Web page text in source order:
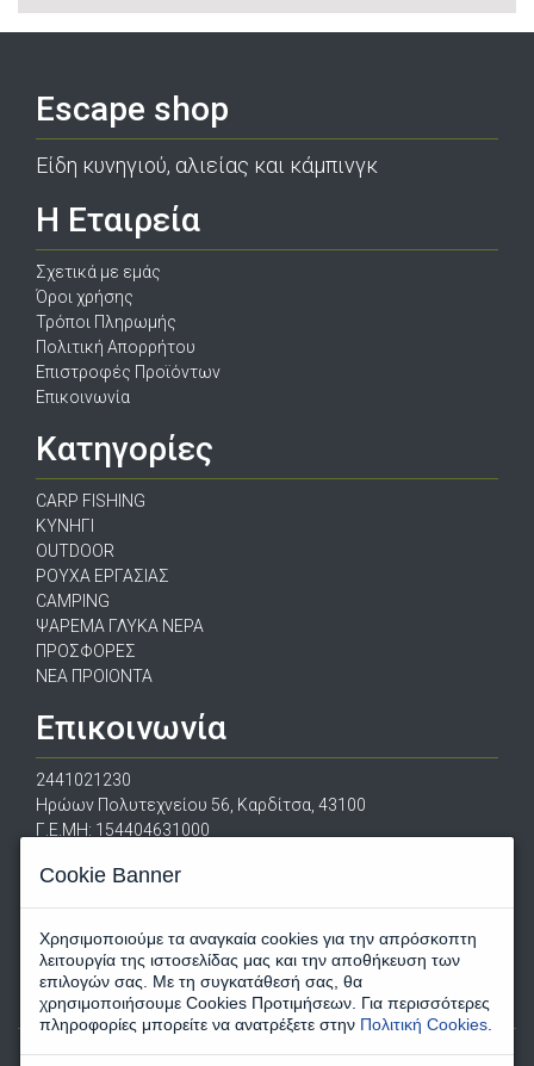
Escape shop
Είδη κυνηγιού, αλιείας και κάμπινγκ
Η Εταιρεία
Σχετικά με εμάς
Όροι χρήσης
Τρόποι Πληρωμής
Πολιτική Απορρήτου
Επιστροφές Προϊόντων
Επικοινωνία
Κατηγορίες
CARP FISHING
ΚΥΝΗΓΙ
OUTDOOR
ΡΟΥΧΑ ΕΡΓΑΣΙΑΣ
CAMPING
ΨΑΡΕΜΑ ΓΛΥΚΑ ΝΕΡΑ
ΠΡΟΣΦΟΡΕΣ
ΝΕΑ ΠΡΟΙΟΝΤΑ
Επικοινωνία
2441021230
Ηρώων Πολυτεχνείου 56, Καρδίτσα, 43100
Γ.Ε.ΜΗ: 154404631000
Cookie Banner
Χρησιμοποιούμε τα αναγκαία cookies για την απρόσκοπτη
λειτουργία της ιστοσελίδας μας και την αποθήκευση των
επιλογών σας. Με τη συγκατάθεσή σας, θα
χρησιμοποιήσουμε Cookies Προτιμήσεων. Για περισσότερες
πληροφορίες μπορείτε να ανατρέξετε στην Πολιτική Cookies.